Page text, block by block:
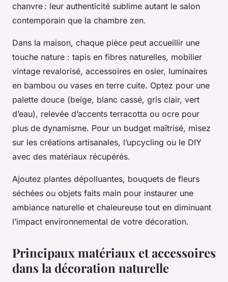
chanvre : leur authenticité sublime autant le salon
contemporain que la chambre zen.
Dans la maison, chaque pièce peut accueillir une
touche nature : tapis en fibres naturelles, mobilier
vintage revalorisé, accessoires en osier, luminaires
en bambou ou vases en terre cuite. Optez pour une
palette douce (beige, blanc cassé, gris clair, vert
d’eau), relevée d’accents terracotta ou ocre pour
plus de dynamisme. Pour un budget maîtrisé, misez
sur les créations artisanales, l’upcycling ou le DIY
avec des matériaux récupérés.
Ajoutez plantes dépolluantes, bouquets de fleurs
séchées ou objets faits main pour instaurer une
ambiance naturelle et chaleureuse tout en diminuant
l’impact environnemental de votre décoration.
Principaux matériaux et accessoires
dans la décoration naturelle